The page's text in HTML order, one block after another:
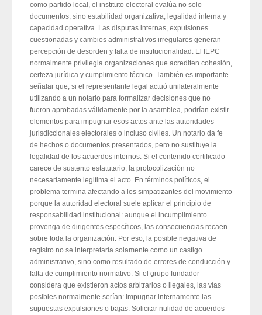
como partido local, el instituto electoral evalúa no solo
documentos, sino estabilidad organizativa, legalidad interna y
capacidad operativa. Las disputas internas, expulsiones
cuestionadas y cambios administrativos irregulares generan
percepción de desorden y falta de institucionalidad. El IEPC
normalmente privilegia organizaciones que acrediten cohesión,
certeza jurídica y cumplimiento técnico. También es importante
señalar que, si el representante legal actuó unilateralmente
utilizando a un notario para formalizar decisiones que no
fueron aprobadas válidamente por la asamblea, podrían existir
elementos para impugnar esos actos ante las autoridades
jurisdiccionales electorales o incluso civiles. Un notario da fe
de hechos o documentos presentados, pero no sustituye la
legalidad de los acuerdos internos. Si el contenido certificado
carece de sustento estatutario, la protocolización no
necesariamente legitima el acto. En términos políticos, el
problema termina afectando a los simpatizantes del movimiento
porque la autoridad electoral suele aplicar el principio de
responsabilidad institucional: aunque el incumplimiento
provenga de dirigentes específicos, las consecuencias recaen
sobre toda la organización. Por eso, la posible negativa de
registro no se interpretaría solamente como un castigo
administrativo, sino como resultado de errores de conducción y
falta de cumplimiento normativo. Si el grupo fundador
considera que existieron actos arbitrarios o ilegales, las vías
posibles normalmente serían: Impugnar internamente las
supuestas expulsiones o bajas. Solicitar nulidad de acuerdos